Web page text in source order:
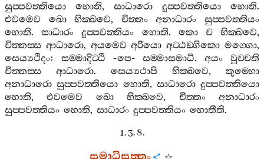
සුප‍්පවත‍්තියො
හොති, සාධාරො දුප‍්පවත‍්තියො හොති.
එවමෙව
ඛො භික‍්ඛවෙ, චිත‍්තං අනාධාරං
සුප‍්පවත‍්තියං
හොති.සාධාරං දුප‍්පවත‍්තියං හොති. කො ච භික‍්ඛවෙ,
චිත‍්තස‍්ස ආධාරො, අයමෙව අරියො අට‍්ඨඞ‍්ගිකො මග‍්ගො,
සෙය්‍යථිදං: සම‍්මාදිට‍්ඨි -පෙ-සම‍්මාසමාධි.අයං
වුච‍්චති
චිත‍්තස‍්ස
ආධාරො. සෙය්‍යථාපි භික‍්ඛවෙ, කුම‍්භො
අනාධාරො සුප‍්පවත‍්තියො හොති, සාධාරො දුප‍්පවත‍්තියො
හොති,එවමෙව ඛො භික‍්ඛවෙ, චිත‍්තං
අනාධාරං
සුප‍්පවත‍්තියං හොති, සාධාරං දුප‍්පවත‍්තියං හොතීති.
1. 3. 8.